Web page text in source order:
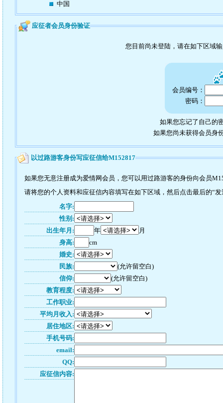
中国
应征者会员身份验证
您目前尚未登陆，请在如下区域
会员编号：
密码：
如果您忘记了自己的
如果您尚未获得会员身
以过路游客身份写应征信给M152817
如果您无意注册成为爱情网会员，您可以用过路游客的身份向会员
请将您的个人资料和应征信内容填写在如下区域，然后点击最后的“
名字:
性别:
出生年月:
年
月
身高:
cm
婚史:
民族:
(允许留空白)
信仰:
(允许留空白)
教育程度:
工作职业:
平均月收入:
居住地区:
手机号码:
email:
QQ:
应征信内容: